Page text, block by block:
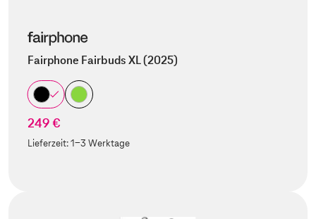
Fairphone Fairbuds XL (2025)
249 €
Lieferzeit:1-3 Werktage